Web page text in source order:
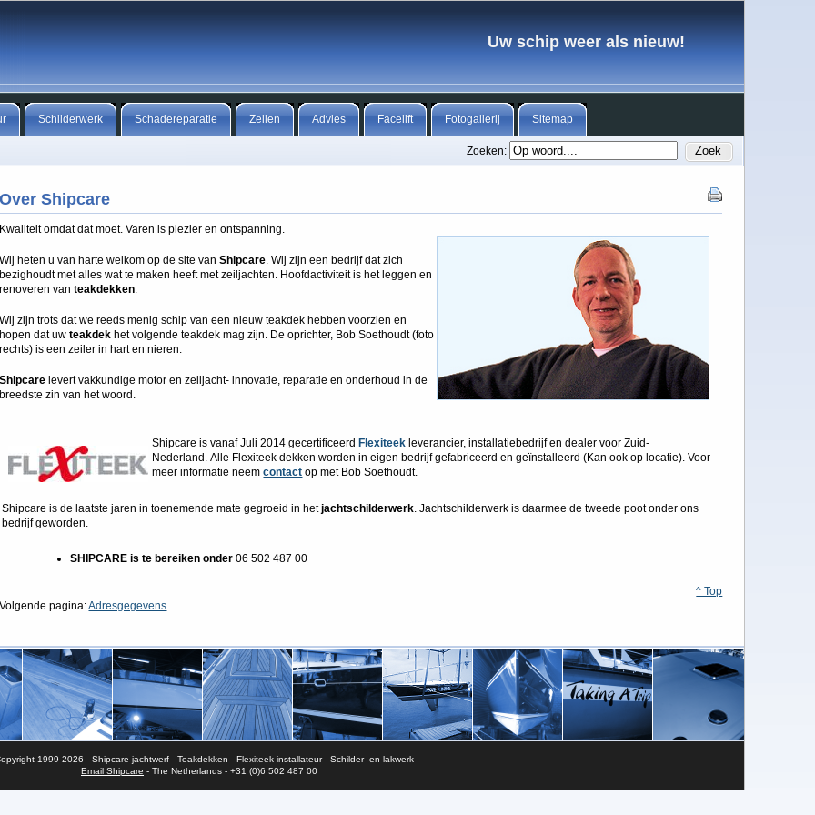
Uw schip weer als nieuw!
Schilderwerk Schadereparatie Zeilen Advies Facelift Fotogallerij Sitemap
Zoeken:
Over Shipcare
Kwaliteit omdat dat moet. Varen is plezier en ontspanning.
Wij heten u van harte welkom op de site vanShipcare . Wij zijn een bedrijf dat zich
bezighoudt met alles wat te maken heeft met zeiljachten. Hoofdactiviteit is het leggen en
renoveren vanteakdekken
Wij zijn trots dat we reeds menig schip van een nieuw teakdek hebben voorzien en
hopen dat uwteakdek het volgende teakdek mag zijn. De oprichter, Bob Soethoudt (foto
rechts) is een zeiler in hart en nieren.
Shipcare levert vakkundige motor en zeiljacht- innovatie, reparatie en onderhoud in de
breedste zin van het woord.
Shipcare is vanaf Juli 2014 gecertificeerdFlexiteek leverancier, installatiebedrijf en dealer voor Zuid-
Nederland. Alle Flexiteek dekken worden in eigen bedrijf gefabriceerd en geïnstalleerd (Kan ook op locatie). Voor
meer informatie neemcontact op met Bob Soethoudt.
Shipcare is de laatste jaren in toenemende mate gegroeid in hetjachtschilderwerk . Jachtschilderwerk is daarmee de tweede poot onder ons
bedrijf geworden.
SHIPCARE is te bereiken onder 06 502 487 00
^ Top
Volgende pagina:Adresgegevens
1999-2026 - Shipcare jachtwerf - Teakdekken - Flexiteek installateur - Schilder- en lakwerk
Email Shipcare - The Netherlands - +31 (0)6 502 487 00